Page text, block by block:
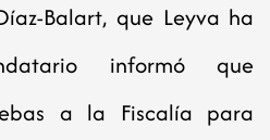
Balart, que Leyva ha
informó que
a la Fiscalía para